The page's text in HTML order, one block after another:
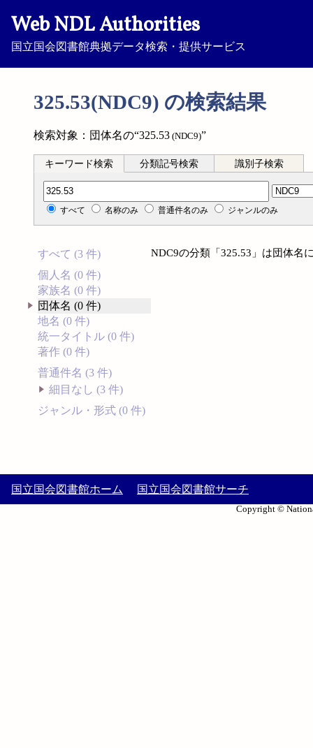
Web NDL Authorities
国立国会図書館典拠データ検索・提供サービス
325.53(NDC9) の検索結果
検索対象：団体名の“325.53 (NDC9)”
キーワード検索 分類記号検索 識別子検索
分類記号検索
すべて 名称のみ 普通件名のみ ジャンルのみ
すべて (3 件)
個人名 (0 件)
家族名 (0 件)
団体名 (0 件)
地名 (0 件)
統一タイトル (0 件)
著作 (0 件)
普通件名 (3 件)
細目なし (3 件)
ジャンル・形式 (0 件)
NDC9の分類「325.53」は団体名
国立国会図書館ホーム 国立国会図書館サーチ
Copyright ©